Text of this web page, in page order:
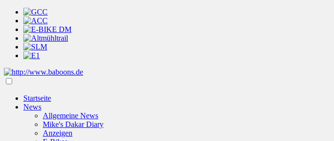
Startseite
News
Allgemeine News
Mike's Dakar Diary
Anzeigen